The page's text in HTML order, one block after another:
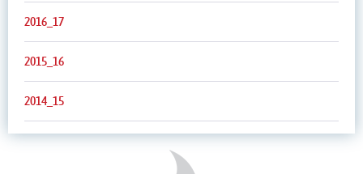
2016_17
2015_16
2014_15